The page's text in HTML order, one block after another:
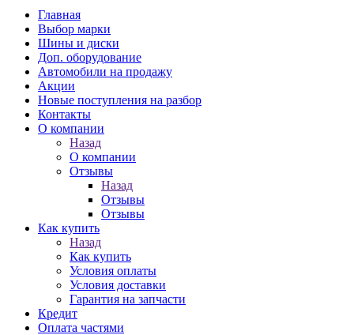
Главная
Выбор марки
Шины и диски
Доп. оборудование
Автомобили на продажу
Акции
Новые поступления на разбор
Контакты
О компании
Назад
О компании
Отзывы
Назад
Отзывы
Отзывы
Как купить
Назад
Как купить
Условия оплаты
Условия доставки
Гарантия на запчасти
Кредит
Оплата частями